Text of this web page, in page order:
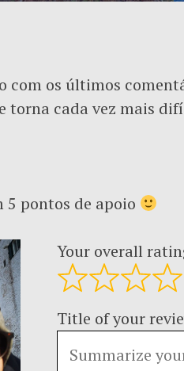
com os últimos
torna cada vez mais
5 pontos de apoio
Your overall
Title of your